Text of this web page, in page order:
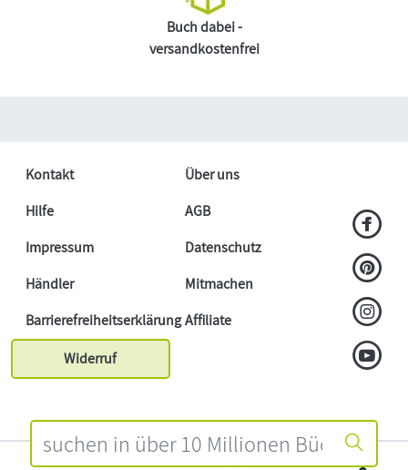
Buch dabei -
versandkostenfrei
Kontakt
Über uns
Hilfe
AGB
Impressum
Datenschutz
Händler
Mitmachen
BarrierefreiheitserklärungAffiliate
Widerruf